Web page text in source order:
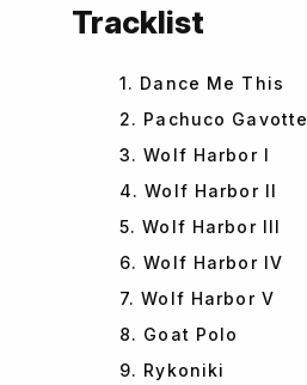
Tracklist
1. Dance Me This
2. Pachuco Gavotte
3. Wolf Harbor I
4. Wolf Harbor II
5. Wolf Harbor III
6. Wolf Harbor IV
7. Wolf Harbor V
8. Goat Polo
9. Rykoniki